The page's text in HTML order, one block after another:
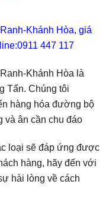
Khánh Hòa, giá
447 117
Khánh Hòa là
Tấn. Chúng tôi
hàng hóa đường bộ
và ân cần chu đáo
loại sẽ đáp ứng được
hàng, hãy đến với
hài lòng về cách